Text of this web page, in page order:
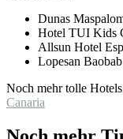
Dunas
Hotel TUI Kids
Allsun Hotel
Lopesan
Noch mehr tolle
Canaria